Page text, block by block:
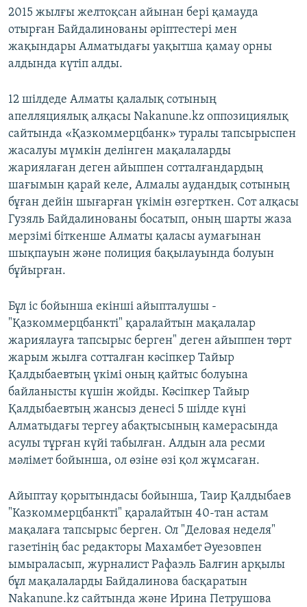
2015 жылғы желтоқсан айынан бері қамауда
отырған Байдалинованы әріптестері мен
жақындары Алматыдағы уақытша қамау орны
алдында күтіп алды.
12 шілдеде Алматы қалалық сотының
апелляциялық алқасы Nakanune.kz оппозициялық
сайтында «Қазкоммерцбанк» туралы тапсырыспен
жасалуы мүмкін делінген мақалаларды
жариялаған деген айыппен сотталғандардың
шағымын қарай келе, Алмалы аудандық сотының
бұған дейін шығарған үкімін өзгерткен. Сот алқасы
Гузяль Байдалинованы босатып, оның шарты жаза
мерзімі біткенше Алматы қаласы аумағынан
шықпауын және полиция бақылауында болуын
бұйырған.
Бұл іс бойынша екінші айыпталушы -
"Қазкоммерцбанкті" қаралайтын мақалалар
жариялауға тапсырыс берген" деген айыппен төрт
жарым жылға сотталған кәсіпкер Тайыр
Қалдыбаевтың үкімі оның қайтыс болуына
байланысты күшін жойды. Кәсіпкер Тайыр
Қалдыбаевтың жансыз денесі 5 шілде күні
Алматыдағы тергеу абақтысының камерасында
асулы тұрған күйі табылған. Алдын ала ресми
мәлімет бойынша, ол өзіне өзі қол жұмсаған.
Айыптау қорытындасы бойынша, Таир Қалдыбаев
"Казкоммерцбанкті" қаралайтын 40-тан астам
мақалаға тапсырыс берген. Ол "Деловая неделя"
газетінің бас редакторы Махамбет Әуезовпен
ымыраласып, журналист Рафаэль Балғин арқылы
бұл мақалаларды Байдалинова басқаратын
Nakanune.kz сайтында және Ирина Петрушова